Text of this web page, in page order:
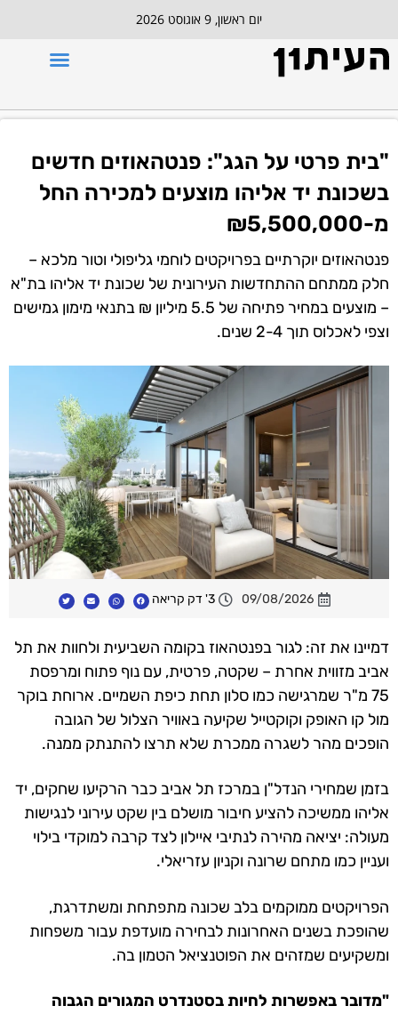
יום ראשון, 9 אוגוסט 2026
"בית פרטי על הגג": פנטהאוזים חדשים
בשכונת יד אליהו מוצעים למכירה החל
מ-₪5,500,000
פנטהאוזים יוקרתיים בפרויקטים לוחמי גליפולי וטור מלכא –
חלק ממתחם ההתחדשות העירונית של שכונת יד אליהו בת"א
– מוצעים במחיר פתיחה של 5.5 מיליון ₪ בתנאי מימון גמישים
וצפי לאכלוס תוך 2-4 שנים.
09/08/2026 3' דק קריאה
דמיינו את זה: לגור בפנטהאוז בקומה השביעית ולחוות את תל
אביב מזווית אחרת – שקטה, פרטית, עם נוף פתוח ומרפסת
75 מ"ר שמרגישה כמו סלון תחת כיפת השמיים. ארוחת בוקר
מול קו האופק וקוקטייל שקיעה באוויר הצלול של הגובה
הופכים מהר לשגרה ממכרת שלא תרצו להתנתק ממנה.
בזמן שמחירי הנדל"ן במרכז תל אביב כבר הרקיעו שחקים, יד
אליהו ממשיכה להציע חיבור מושלם בין שקט עירוני לנגישות
מעולה: יציאה מהירה לנתיבי איילון לצד קרבה למוקדי בילוי
ועניין כמו מתחם שרונה וקניון עזריאלי.
הפרויקטים ממוקמים בלב שכונה מתפתחת ומשתדרגת,
שהופכת בשנים האחרונות לבחירה מועדפת עבור משפחות
ומשקיעים שמזהים את הפוטנציאל הטמון בה.
"מדובר באפשרות לחיות בסטנדרט המגורים הגבוה